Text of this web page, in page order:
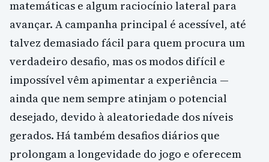
matemáticas e algum raciocínio lateral para
avançar. A campanha principal é acessível, até
talvez demasiado fácil para quem procura um
verdadeiro desafio, mas os modos difícil e
impossível vêm apimentar a experiência —
ainda que nem sempre atinjam o potencial
desejado, devido à aleatoriedade dos níveis
gerados. Há também desafios diários que
prolongam a longevidade do jogo e oferecem